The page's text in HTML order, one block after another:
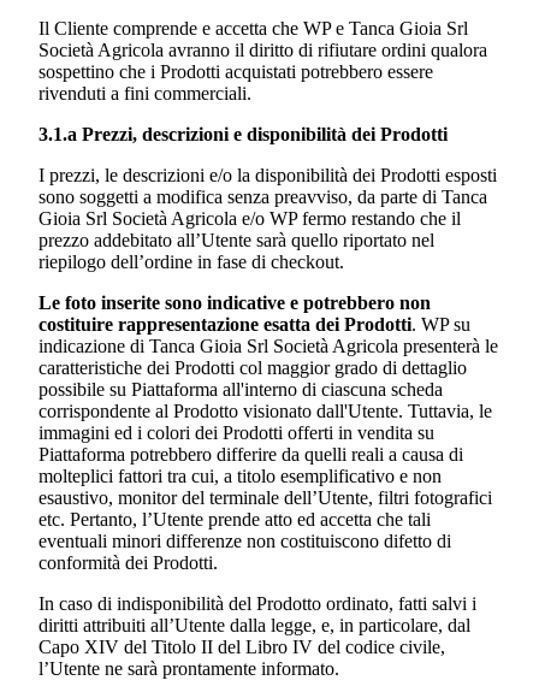
Il Cliente comprende e accetta che WP e Tanca Gioia Srl
Società Agricola avranno il diritto di rifiutare ordini qualora
sospettino che i Prodotti acquistati potrebbero essere
rivenduti a fini commerciali.
3.1.a Prezzi, descrizioni e disponibilità dei Prodotti
I prezzi, le descrizioni e/o la disponibilità dei Prodotti esposti
sono soggetti a modifica senza preavviso, da parte di Tanca
Gioia Srl Società Agricola e/o WP fermo restando che il
prezzo addebitato all’Utente sarà quello riportato nel
riepilogo dell’ordine in fase di checkout.
Le foto inserite sono indicative e potrebbero non
costituire rappresentazione esatta dei Prodotti. WP su
indicazione di Tanca Gioia Srl Società Agricola presenterà le
caratteristiche dei Prodotti col maggior grado di dettaglio
possibile su Piattaforma all'interno di ciascuna scheda
corrispondente al Prodotto visionato dall'Utente. Tuttavia, le
immagini ed i colori dei Prodotti offerti in vendita su
Piattaforma potrebbero differire da quelli reali a causa di
molteplici fattori tra cui, a titolo esemplificativo e non
esaustivo, monitor del terminale dell’Utente, filtri fotografici
etc. Pertanto, l’Utente prende atto ed accetta che tali
eventuali minori differenze non costituiscono difetto di
conformità dei Prodotti.
In caso di indisponibilità del Prodotto ordinato, fatti salvi i
diritti attribuiti all’Utente dalla legge, e, in particolare, dal
Capo XIV del Titolo II del Libro IV del codice civile,
l’Utente ne sarà prontamente informato.